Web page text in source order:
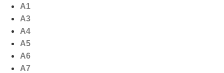
naar
inhoud
A1
A3
A4
A5
A6
A7